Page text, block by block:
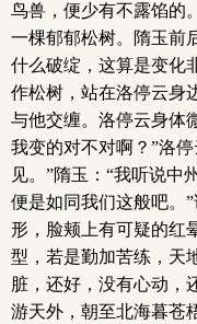
鸟兽，便少有不露馅的
一棵郁郁松树。隋玉前
什么破绽，这算是变化
作松树，站在洛停云身
与他交缠。洛停云身体
我变的对不对啊？”洛
见。”隋玉：“我听说中
便是如同我们这般吧。
形，脸颊上有可疑的红
型，若是勤加苦练，天
脏，还好，没有心动，
游天外，朝至北海暮苍